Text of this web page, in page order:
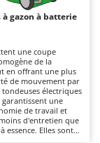
à gazon à batterie
une coupe
de la
en offrant une plus
de mouvement par
électriques
garantissent une
de travail et
d'entretien que
essence. Elles sont